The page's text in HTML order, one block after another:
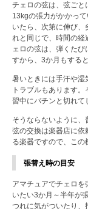
チェロの弦は、弦ごと
13kgの張力がかかっ
いたら、次第に伸び
れと同じで、時間の経
ェロの弦は、弾くた
すから、3か月もする
暑いときには手汗や湿
トラブルもあります
習中にバチンと切れて
そうならないように、
弦の交換は楽器店に依
る楽器ですので、この
張替え時の目安
アマチュアでチェロ
いたい3か月～半年が
つれに気がついたり、